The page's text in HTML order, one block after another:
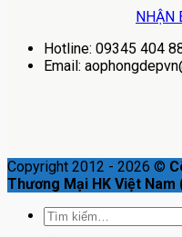
NHẬN
Hotline: 09345 404
Email:
Copyright 2012 - 2026 ©
Thương Mại HK Việt Nam
Tìm